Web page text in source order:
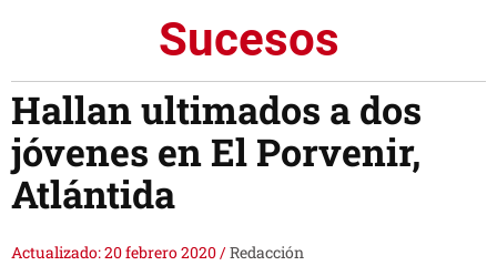
Sucesos
Hallan ultimados a dos
jóvenes en El Porvenir,
Atlántida
Actualizado: 20 febrero 2020/Redacción